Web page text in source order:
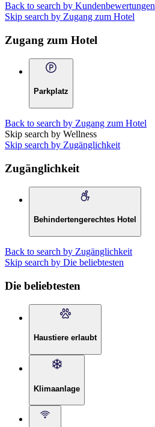
Back to search by Kundenbewertungen
Skip search by Zugang zum Hotel
Zugang zum Hotel
Parkplatz
Back to search by Zugang zum Hotel
Skip search by Wellness
Skip search by Zugänglichkeit
Zugänglichkeit
Behindertengerechtes Hotel
Back to search by Zugänglichkeit
Skip search by Die beliebtesten
Die beliebtesten
Haustiere erlaubt
Klimaanlage